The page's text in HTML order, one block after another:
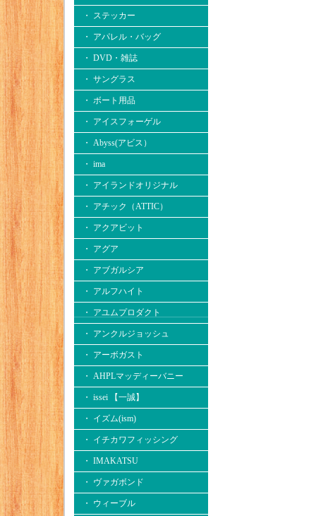
・ ステッカー
・ アパレル・バッグ
・ DVD・雑誌
・ サングラス
・ ボート用品
・ アイスフォーゲル
・ Abyss(アビス）
・ ima
・ アイランドオリジナル
・ アチック（ATTIC）
・ アクアビット
・ アグア
・ アブガルシア
・ アルフハイト
・ アユムプロダクト
・ アンクルジョッシュ
・ アーボガスト
・ AHPLマッディーバニー
・ issei 【一誠】
・ イズム(ism)
・ イチカワフィッシング
・ IMAKATSU
・ ヴァガボンド
・ ウィーブル